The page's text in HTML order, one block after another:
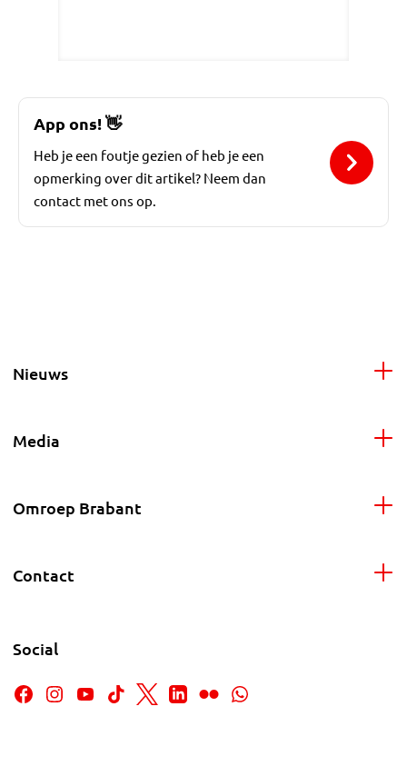
App ons!👋
Heb je een foutje gezien of heb je een
opmerking over dit artikel? Neem dan
contact met ons op.
Nieuws
Media
Omroep Brabant
Contact
Social